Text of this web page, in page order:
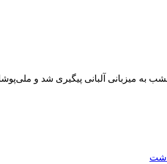
به میزبانی آلبانی پیگیری شد و